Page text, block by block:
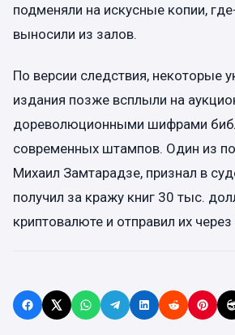
подменяли на искусные копии,
выносили из залов.
По версии следствия, некоторые
издания позже всплыли на
дореволюционными шифрами
современных штампов. Один из
Михаил Замтарадзе, признал в
получил за кражу книг 30 тыс.
криптовалюте и отправил их через